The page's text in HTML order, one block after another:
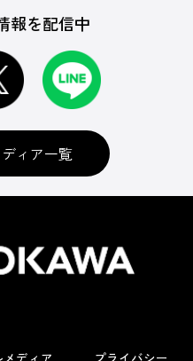
報を配信中
ィア一覧